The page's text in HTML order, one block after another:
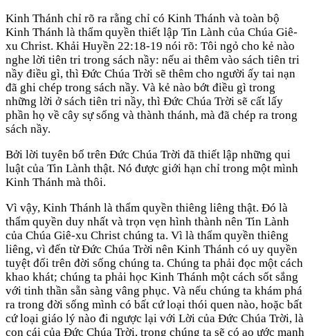
Kinh Thánh chỉ rõ ra rằng chỉ có Kinh Thánh và toàn bộ
Kinh Thánh là thẩm quyền thiết lập Tin Lành của Chúa Giê-
xu Christ. Khải Huyền 22:18-19 nói rõ: Tôi ngỏ cho kẻ nào
nghe lời tiên tri trong sách nầy: nếu ai thêm vào sách tiên tri
nầy điều gì, thì Đức Chúa Trời sẽ thêm cho người ấy tai nạn
đã ghi chép trong sách nầy. Và kẻ nào bớt điều gì trong
những lời ở sách tiên tri nầy, thì Đức Chúa Trời sẽ cất lấy
phần họ về cây sự sống và thành thánh, mà đã chép ra trong
sách nầy.
Bởi lời tuyên bố trên Đức Chúa Trời đã thiết lập những qui
luật của Tin Lành thật. Nó được giới hạn chỉ trong một mình
Kinh Thánh mà thôi.
Vì vậy, Kinh Thánh là thẩm quyền thiêng liêng thật. Đó là
thẩm quyền duy nhất và trọn vẹn hình thành nên Tin Lành
của Chúa Giê-xu Christ chúng ta. Vì là thẩm quyền thiêng
liêng, vì đến từ Đức Chúa Trời nên Kinh Thánh có uy quyền
tuyệt đối trên đời sống chúng ta. Chúng ta phải đọc một cách
khao khát; chúng ta phải học Kinh Thánh một cách sốt sắng
với tinh thần sẵn sàng vâng phục. Và nếu chúng ta khám phá
ra trong đời sống mình có bất cứ loại thói quen nào, hoặc bất
cứ loại giáo lý nào đi ngược lại với Lời của Đức Chúa Trời, là
con cái của Đức Chúa Trời, trong chúng ta sẽ có ao ước mạnh